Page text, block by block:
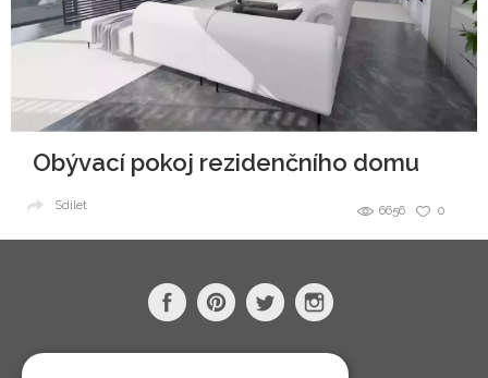
Obývací pokoj rezidenčního domu
0
6656
Sdílet